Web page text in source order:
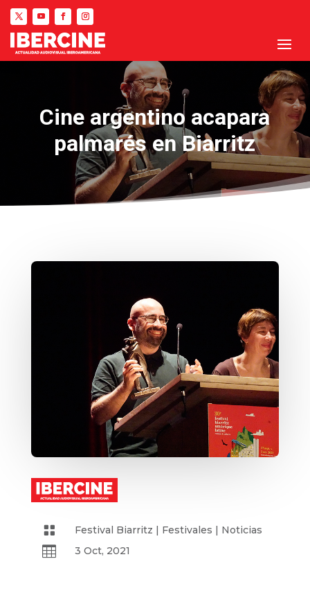
Cine argentino acapara
palmarés en Biarritz
 Festival Biarritz | Festivales | Noticias
 3 Oct, 2021